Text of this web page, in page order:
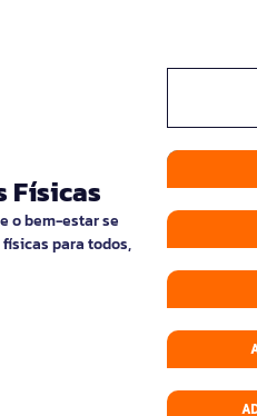
Físicas
o bem-estar se
para todos,